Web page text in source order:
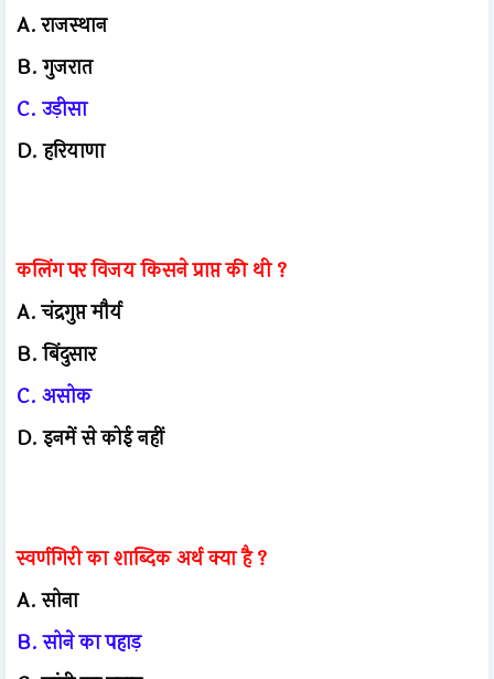
A. राजस्थान
B. गुजरात
C. उड़ीसा
D. हरियाणा
कलिंग पर विजय किसने प्राप्त की थी ?
A. चंद्रगुप्त मौर्य
B. बिंदुसार
C. असोक
D. इनमें से कोई नहीं
स्वर्णगिरी का शाब्दिक अर्थ क्या है ?
A. सोना
B. सोने का पहाड़